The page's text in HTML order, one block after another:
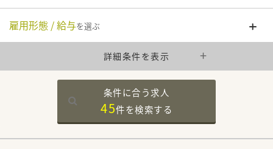
雇用形態 / 給与を選ぶ
詳細条件を表示
条件に合う求人
45件を検索する